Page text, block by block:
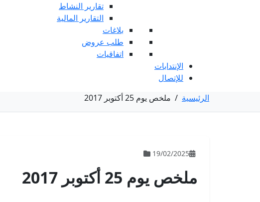
تقارير النشاط
التقارير المالية
بلاغات
طلب عروض
اتفاقيات
الإنتدابات
للإتصال
الرئيسية / ملخص يوم 25 أكتوبر 2017
19/02/2025
ملخص يوم 25 أكتوبر 2017